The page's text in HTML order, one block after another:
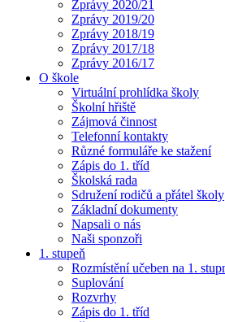
Zprávy 2020/21
Zprávy 2019/20
Zprávy 2018/19
Zprávy 2017/18
Zprávy 2016/17
O škole
Virtuální prohlídka školy
Školní hřiště
Zájmová činnost
Telefonní kontakty
Různé formuláře ke stažení
Zápis do 1. tříd
Školská rada
Sdružení rodičů a přátel školy
Základní dokumenty
Napsali o nás
Naši sponzoři
1. stupeň
Rozmístění učeben na 1.
Suplování
Rozvrhy
Zápis do 1. tříd